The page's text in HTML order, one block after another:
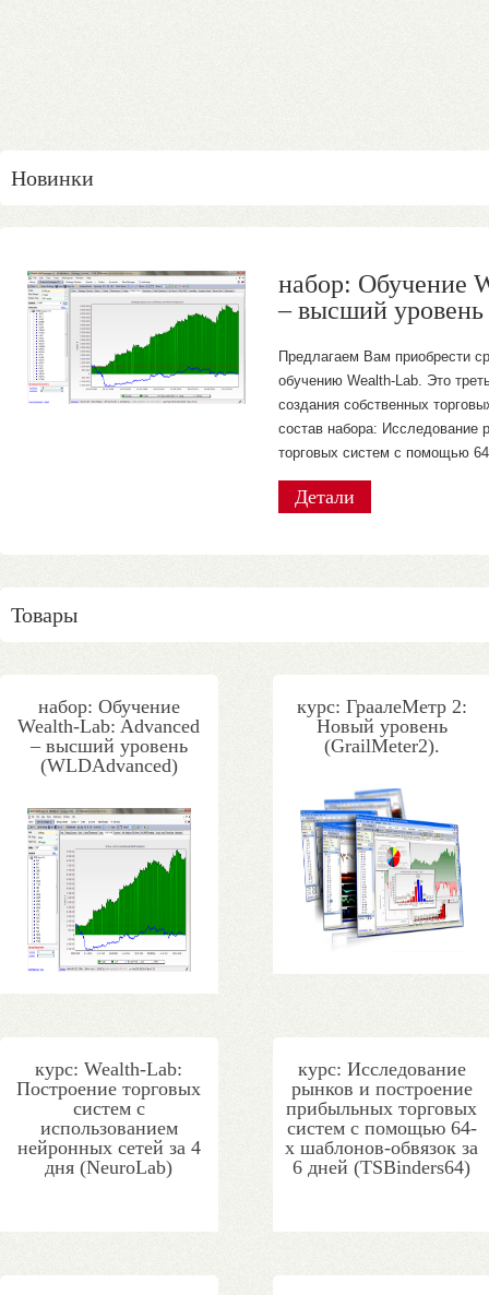
Новинки
набор: Обучение
– высший
Предлагаем Вам приобрести
обучению Wealth-Lab. Это
создания собственных
состав набора: Исследование
торговых систем с помощью
Детали
Детали
Детали
Товары
набор: Обучение
Wealth-Lab: Advanced
– высший уровень
(WLDAdvanced)
курс: ГраалеМетр 2:
Новый уровень
(GrailMeter2).
курс: Wealth-Lab:
Построение торговых
систем с
использованием
нейронных сетей за 4
дня (NeuroLab)
курс: Исследование
рынков и построение
прибыльных торговых
систем с помощью 64-
х шаблонов-обвязок за
6 дней (TSBinders64)